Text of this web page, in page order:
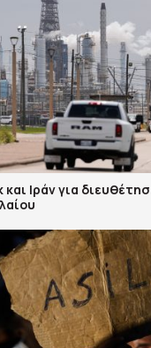
και Ιράν για